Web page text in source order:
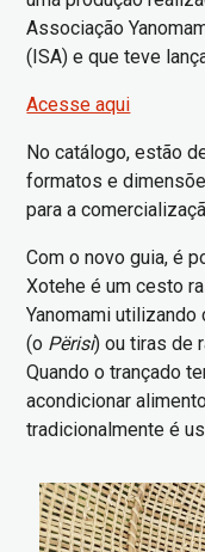
Associação
(ISA) e que teve
Acesse aqui
No catálogo, estão
formatos e
para a
Com o novo guia, é
Xotehe é um cesto
Yanomami
(o Përisi) ou tiras de
Quando o trançado
acondicionar
tradicionalmente é
Imagem